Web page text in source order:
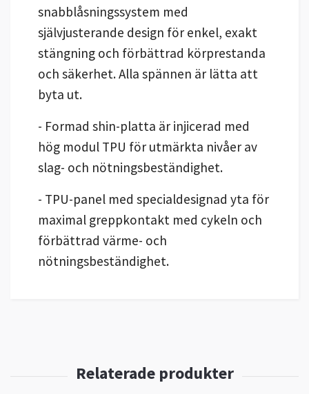
snabblåsningssystem med
självjusterande design för enkel, exakt
stängning och förbättrad körprestanda
och säkerhet. Alla spännen är lätta att
byta ut.
- Formad shin-platta är injicerad med
hög modul TPU för utmärkta nivåer av
slag- och nötningsbeständighet.
- TPU-panel med specialdesignad yta för
maximal greppkontakt med cykeln och
förbättrad värme- och
nötningsbeständighet.